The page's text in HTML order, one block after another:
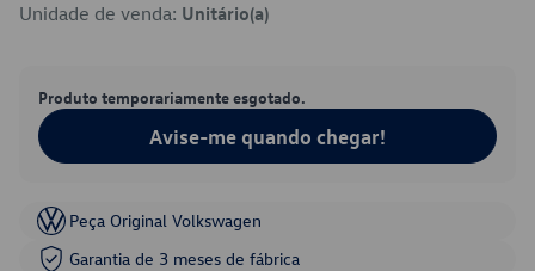
Unidade de venda: Unitário(a)
Produto temporariamente esgotado.
Avise-me quando chegar!
Peça Original Volkswagen
Garantia de 3 meses de fábrica